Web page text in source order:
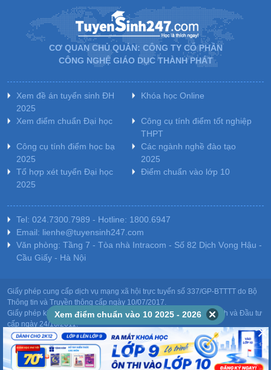
CƠ QUAN CHỦ QUẢN: CÔNG TY CỔ PHẦN
CÔNG NGHỆ GIÁO DỤC THÀNH PHÁT
Xem đề án tuyển sinh ĐH
2025
Khóa học Online
Xem điểm chuẩn Đại học
Công cụ tính điểm tốt nghiệp
THPT
Công cụ tính điểm học bạ
2025
Các ngành nghề đào tạo
2025
Tổ hợp xét tuyển Đại học
2025
Điểm chuẩn vào lớp 10
Tel: 024.7300.7989 - Hotline: 1800.6947
Email: lienhe@tuyensinh247.com
Văn phòng: Tầng 7 - Tòa nhà Intracom - Số 82 Dịch Vọng Hậu -
Cầu Giấy - Hà Nội
Giấy phép cung cấp dịch vụ mạng xã hội trực tuyến số 337/GP-BTTTT do Bộ
Thông tin và Truyền thông cấp ngày 10/07/2017.
Giấy phép kinh doanh giáo dục: MST-0106478082 do Sở Kế hoạch và Đầu tư
cấp ngày 24/10/2011.
Chịu trách nhiệm nội dung: Phạm Đức Tuệ.
Xem điểm chuẩn vào 10 2025 - 2026